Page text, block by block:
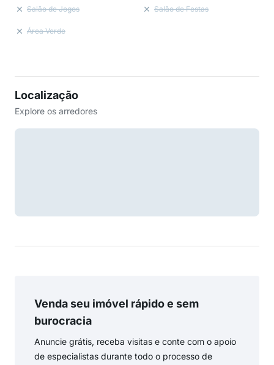
Salão de Jogos Salão de Festas
Área Verde
Localização
Explore os arredores
Venda seu imóvel rápido e sem
burocracia
Anuncie grátis, receba visitas e conte com o apoio
de especialistas durante todo o processo de